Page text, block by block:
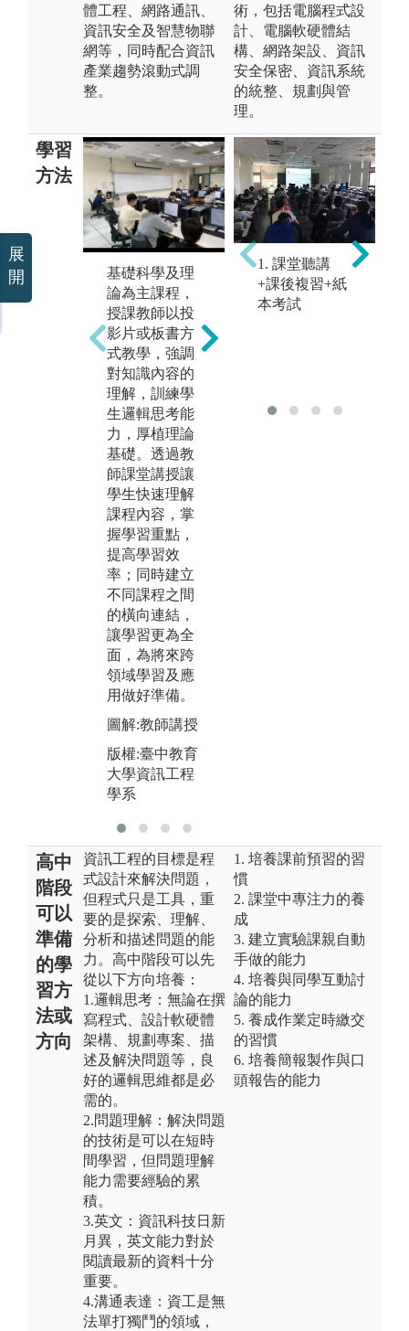
體工程、網路通訊、
資訊安全及智慧物聯
網等，同時配合資訊
產業趨勢滾動式調
整。
術，包括電腦程式設
計、電腦軟硬體結
構、網路架設、資訊
安全保密、資訊系統
的統整、規劃與管
理。
學習
方法
基礎科學及理
論為主課程，
授課教師以投
影片或板書方
式教學，強調
對知識內容的
理解，訓練學
生邏輯思考能
力，厚植理論
基礎。透過教
師課堂講授讓
學生快速理解
課程內容，掌
握學習重點，
提高學習效
率；同時建立
不同課程之間
的橫向連結，
讓學習更為全
面，為將來跨
領域學習及應
用做好準備。
圖解:教師講授
版權:臺中教育
大學資訊工程
學系
程式設計相關
及理論實務並
重課程，除了
題導向學習方
1. 課堂聽講
+課後複習+紙
本考試
高中
階段
可以
準備
的學
習方
法或
方向
資訊工程的目標是程
式設計來解決問題，
但程式只是工具，重
要的是探索、理解、
分析和描述問題的能
力。高中階段可以先
從以下方向培養：
1.邏輯思考：無論在撰
寫程式、設計軟硬體
架構、規劃專案、描
述及解決問題等，良
好的邏輯思維都是必
需的。
2.問題理解：解決問題
的技術是可以在短時
間學習，但問題理解
能力需要經驗的累
積。
3.英文：資訊科技日新
月異，英文能力對於
閱讀最新的資料十分
重要。
4.溝通表達：資工是無
法單打獨鬥的領域，
1. 培養課前預習的習
慣
2. 課堂中專注力的養
成
3. 建立實驗課親自動
手做的能力
4. 培養與同學互動討
論的能力
5. 養成作業定時繳交
的習慣
6. 培養簡報製作與口
頭報告的能力
展
開